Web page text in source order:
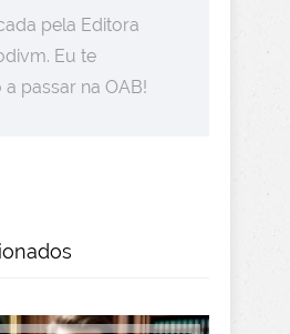
pela Editora
Eu te
passar na OAB!